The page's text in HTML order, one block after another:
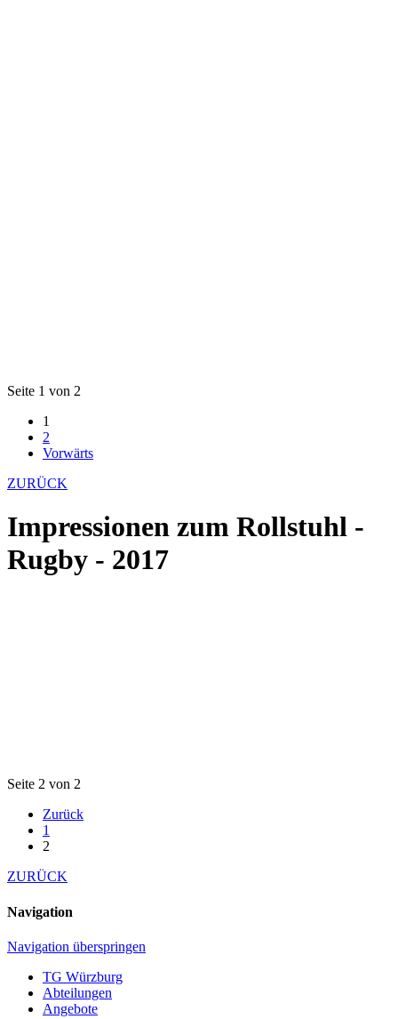
Seite 1 von 2
1
2
Vorwärts
ZURÜCK
Impressionen zum Rollstuhl -
Rugby - 2017
Seite 2 von 2
Zurück
1
2
ZURÜCK
Navigation
Navigation überspringen
TG Würzburg
Abteilungen
Angebote